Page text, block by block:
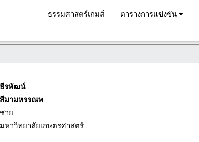
ธรรมศาสตร์เกมส์ ตารางการแข่งขัน
ธีรพัฒน์
สีมามหรรณพ
ชาย
มหาวิทยาลัยเกษตรศาสตร์